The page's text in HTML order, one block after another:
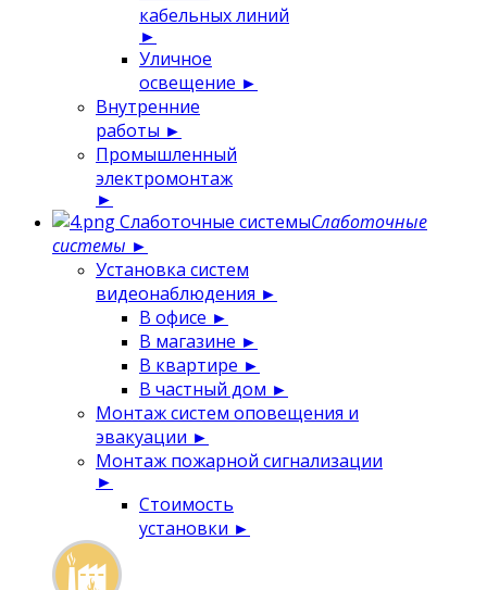
кабельных линий
►
Уличное
освещение ►
Внутренние
работы ►
Промышленный
электромонтаж
►
Слаботочные системыСлаботочные
системы ►
Установка систем
видеонаблюдения ►
В офисе ►
В магазине ►
В квартире ►
В частный дом ►
Монтаж систем оповещения и
эвакуации ►
Монтаж пожарной сигнализации
►
Стоимость
установки ►